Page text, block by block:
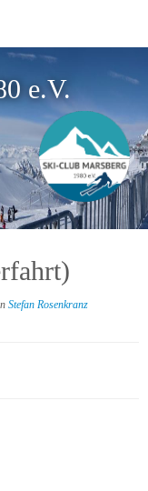
e.V.
Stefan Rosenkranz